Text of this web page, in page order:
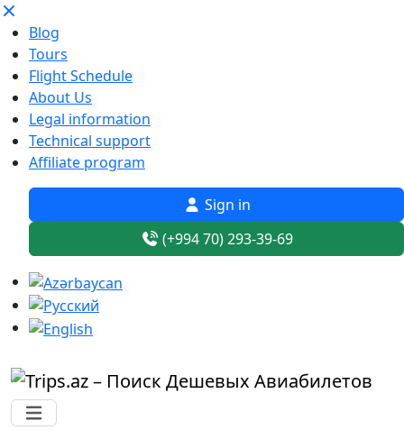
Blog
Tours
Flight Schedule
About Us
Legal information
Technical support
Affiliate program
Sign in
(+994 70) 293-39-69